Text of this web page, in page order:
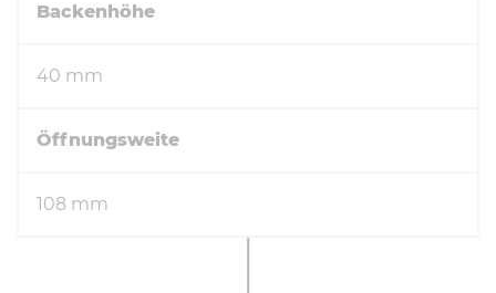
Backenhöhe
40 mm
Öffnungsweite
108 mm